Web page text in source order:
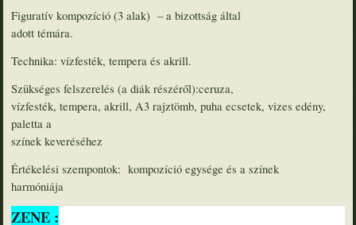
Figuratív kompozíció (3 alak) – a bizottság által
adott témára.
Technika: vízfesték, tempera és akrill.
Szükséges felszerelés (a diák részéről):ceruza,
vízfesték, tempera, akrill, A3 rajztömb, puha ecsetek, vizes edény,
paletta a
színek keveréséhez
Értékelési szempontok: kompozíció egysége és a színek
harmóniája
ZENE :